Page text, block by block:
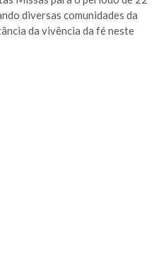
diversas comunidades da
da vivência da fé neste